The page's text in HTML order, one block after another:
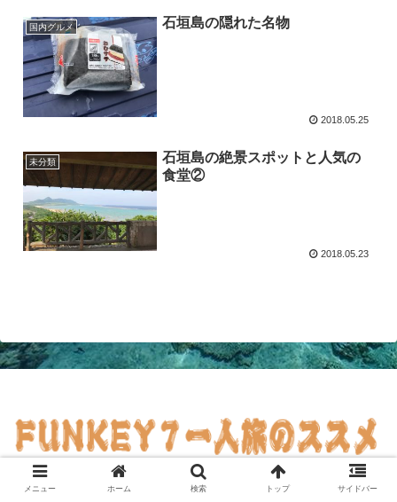
国内グルメ 石垣島の隠れた名物
2018.05.25
未分類
石垣島の絶景スポットと人気の
食堂②
2018.05.23
© 2018 ファンキー７の一人旅のススメ.
メニュー ホーム 検索 トップ サイドバー